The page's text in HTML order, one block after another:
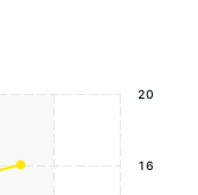
16
20